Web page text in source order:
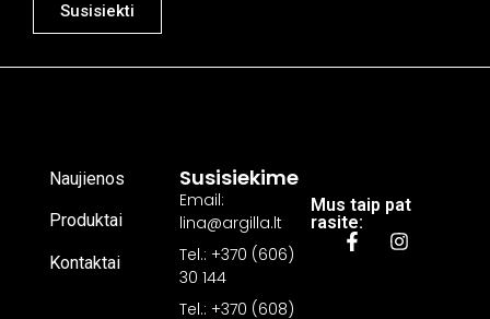
Susisiekti
Mus taip pat
rasite:
Naujienos
Produktai
Kontaktai
Susisiekime
Email:
lina@argilla.lt
Tel.: +370 (606)
30 144
Tel.: +370 (608)